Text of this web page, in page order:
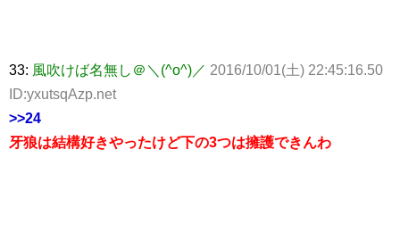
33: 風吹けば名無し＠＼(^o^)／ 2016/10/01(土) 22:45:16.50
ID:yxutsqAzp.net
>>24
牙狼は結構好きやったけど下の3つは擁護できんわ